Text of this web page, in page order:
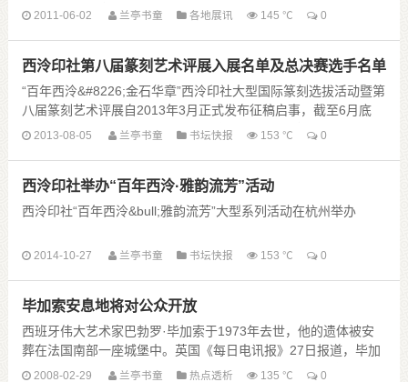
与辉煌——纪念中国共产党成立九十周年馆藏珍贵......
2011-06-02 兰亭书童 各地展讯 145 ℃ 0
西泠印社第八届篆刻艺术评展入展名单及总决赛选手名单
“百年西泠&#8226;金石华章”西泠印社大型国际篆刻选拔活动暨第
八届篆刻艺术评展自2013年3月正式发布征稿启事，截至6月底
止，七大分赛区共有分布在32个省市自治区和台湾地区（不含来
2013-08-05 兰亭书童 书坛快报 153 ℃ 0
西泠印社举办“百年西泠·雅韵流芳”活动
西泠印社“百年西泠&bull;雅韵流芳”大型系列活动在杭州举办
会，包括当代国际 ......
2014-10-27 兰亭书童 书坛快报 153 ℃ 0
毕加索安息地将对公众开放
西班牙伟大艺术家巴勃罗·毕加索于1973年去世，他的遗体被安
葬在法国南部一座城堡中。英国《每日电讯报》27日报道，毕加
索的葬身之地将在他辞世35年后首次向公众开放。 这座14世
2008-02-29 兰亭书童 热点透析 135 ℃ 0